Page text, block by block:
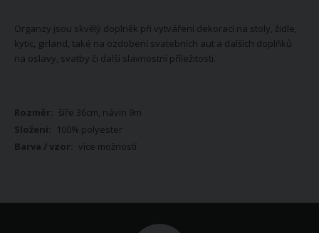
Organzy jsou skvělý doplněk při vytváření dekorací na stoly, židle,
kytic, girland, také na ozdobení svatebních aut a dalších doplňků
na oslavy, svatby či další slavnostní příležitosti.
Více
informací
šíře 36cm, návin 9m
100% polyester
více možností